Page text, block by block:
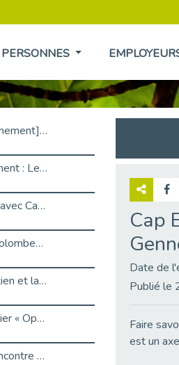
PERSONNES
[Retour sur événement] L'inclusion au cœur de la Place de l'Emploi à La Défense !
Travailler autrement : Le défi de l'intégration des maladies chroniques en entreprise
Primark recrute avec Cap Emploi 92, une matinée couronnée de succès !
Job Dating de Colombes – Emploi et Insertion
Aborder l'entretien et la situation de handicap en toute confiance
Retour sur l’atelier « Optimiser sa recherche d’emploi »
Retour sur la rencontre entre Cap Emploi 92 et Thales (Campus Meudon)
Cap
Date de
Publié le
Faire
est un